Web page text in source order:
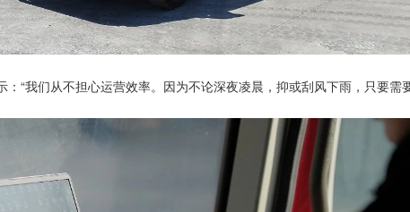
“我们从不担心运营效率。因为不论深夜凌晨，抑或刮风下雨，只要需